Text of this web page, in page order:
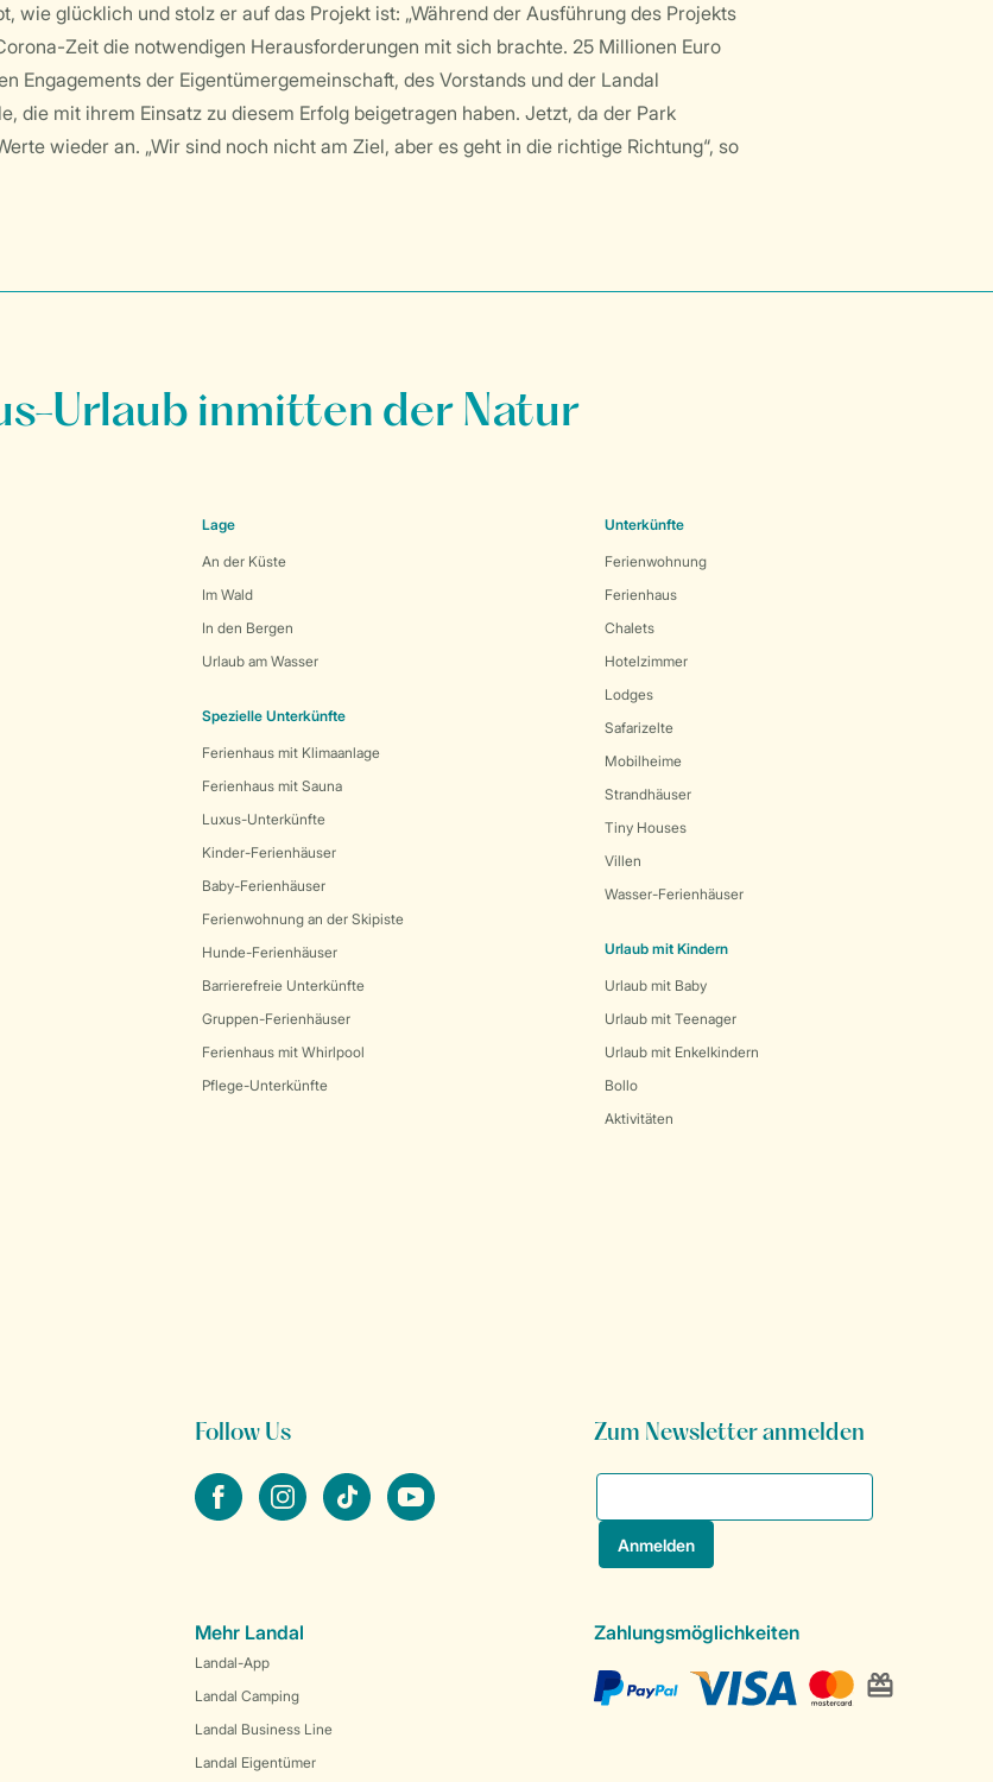
wie glücklich und stolz er auf das Projekt ist: „Während der Ausführung des Projekts
Zeit die notwendigen Herausforderungen mit sich brachte. 25 Millionen Euro
Engagements der Eigentümergemeinschaft, des Vorstands und der Landal
die mit ihrem Einsatz zu diesem Erfolg beigetragen haben. Jetzt, da der Park
wieder an. „Wir sind noch nicht am Ziel, aber es geht in die richtige Richtung“, so
Urlaub inmitten der Natur
Lage
An der Küste
Im Wald
In den Bergen
Urlaub am Wasser
Spezielle Unterkünfte
Ferienhaus mit Klimaanlage
Ferienhaus mit Sauna
Luxus-Unterkünfte
Kinder-Ferienhäuser
Baby-Ferienhäuser
Ferienwohnung an der Skipiste
Hunde-Ferienhäuser
Barrierefreie Unterkünfte
Gruppen-Ferienhäuser
Ferienhaus mit Whirlpool
Pflege-Unterkünfte
Unterkünfte
Ferienwohnung
Ferienhaus
Chalets
Hotelzimmer
Lodges
Safarizelte
Mobilheime
Strandhäuser
Tiny Houses
Villen
Wasser-Ferienhäuser
Urlaub mit Kindern
Urlaub mit Baby
Urlaub mit Teenager
Urlaub mit Enkelkindern
Bollo
Aktivitäten
Follow Us
facebookinstagramtiktok youtube
Zum Newsletter anmelden
Mehr Landal
Landal-App
Landal Camping
Landal Business Line
Landal Eigentümer
Zahlungsmöglichkeiten